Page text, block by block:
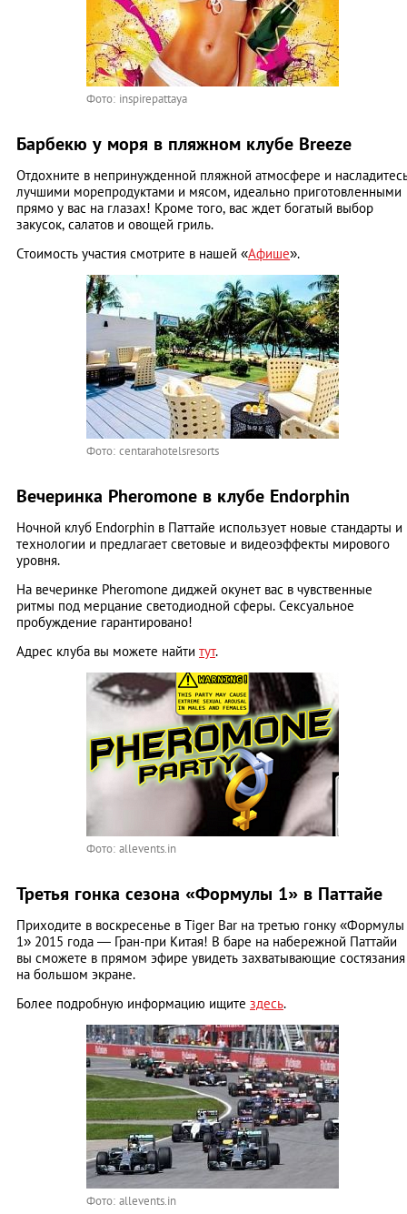
Фото: inspirepattaya
Барбекю у моря в пляжном клубе Breeze
Отдохните в непринужденной пляжной атмосфере и
лучшими морепродуктами и мясом, идеально приготовленными
прямо у вас на глазах! Кроме того, вас ждет богатый выбор
закусок, салатов и овощей гриль.
Стоимость участия смотрите в нашей «Афише».
Фото: centarahotelsresorts
Вечеринка Pheromone в клубе Endorphin
Ночной клуб Endorphin в Паттайе использует новые стандарты и
технологии и предлагает световые и видеоэффекты мирового
уровня.
На вечеринке Pheromone диджей окунет вас в чувственные
ритмы под мерцание светодиодной сферы. Сексуальное
пробуждение гарантировано!
Адрес клуба вы можете найти тут.
Фото: allevents.in
Третья гонка сезона «Формулы 1» в Паттайе
Приходите в воскресенье в Tiger Bar на третью гонку «Формулы
1» 2015 года ― Гран-при Китая! В баре на набережной Паттайи
вы сможете в прямом эфире увидеть захватывающие состязания
на большом экране.
Более подробную информацию ищите здесь.
Фото: allevents.in